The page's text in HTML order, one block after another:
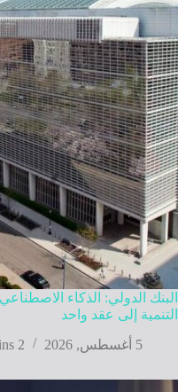
التنمية إلى عقد واحد
5 أغسطس, 2026
2 mins